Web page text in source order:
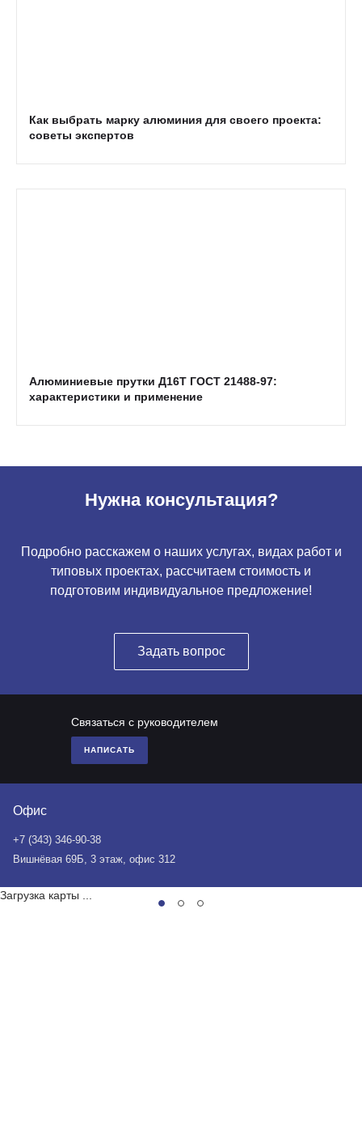
Как выбрать марку алюминия для своего проекта:
советы экспертов
Алюминиевые прутки Д16Т ГОСТ 21488-97:
характеристики и применение
Нужна консультация?
Подробно расскажем о наших услугах, видах работ и
типовых проектах, рассчитаем стоимость и
подготовим индивидуальное предложение!
Задать вопрос
Связаться с руководителем
НАПИСАТЬ
Офис
+7 (343) 346-90-38
Вишнёвая 69Б, 3 этаж, офис 312
Загрузка карты ...